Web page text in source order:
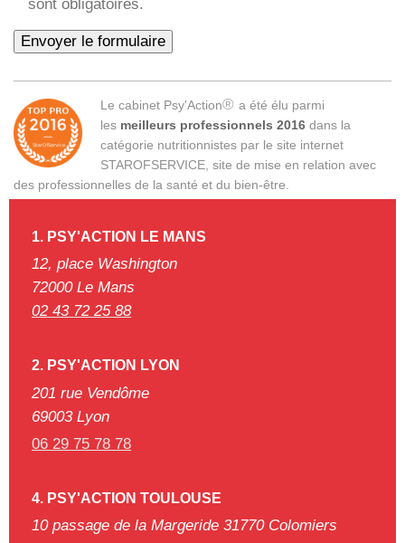
sont obligatoires.
Le cabinet Psy'Action® a été élu parmi
les meilleurs professionnels 2016 dans la
catégorie nutritionnistes par le site internet
STAROFSERVICE, site de mise en relation avec
des professionnelles de la santé et du bien-être.
1. PSY'ACTION LE MANS
12, place Washington
72000 Le Mans
02 43 72 25 88
2. PSY'ACTION LYON
201 rue Vendôme
69003 Lyon
06 29 75 78 78
4. PSY'ACTION TOULOUSE
10 passage de la Margeride 31770 Colomiers